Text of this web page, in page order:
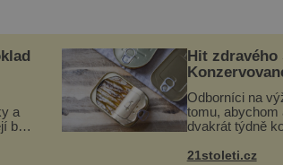
a
bez
Hit zdravého
Odborníci na
tomu, abychom
dvakrát týdně
být zatěžující
21stoleti.cz